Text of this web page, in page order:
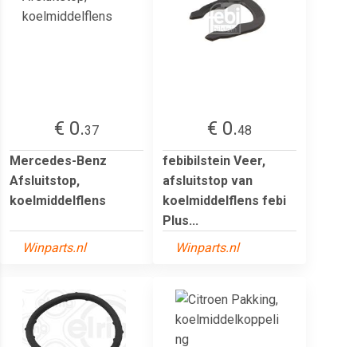
€ 0.37
Mercedes-Benz
Afsluitstop,
koelmiddelflens
Winparts.nl
€ 0.48
febibilstein Veer,
afsluitstop van
koelmiddelflens febi
Plus...
Winparts.nl